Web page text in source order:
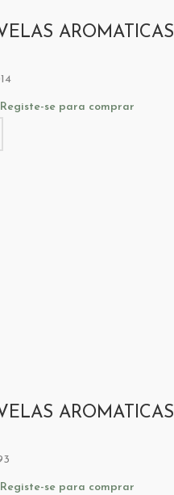
AROMATICAS
Registe-se para comprar
AROMATICAS
Registe-se para comprar